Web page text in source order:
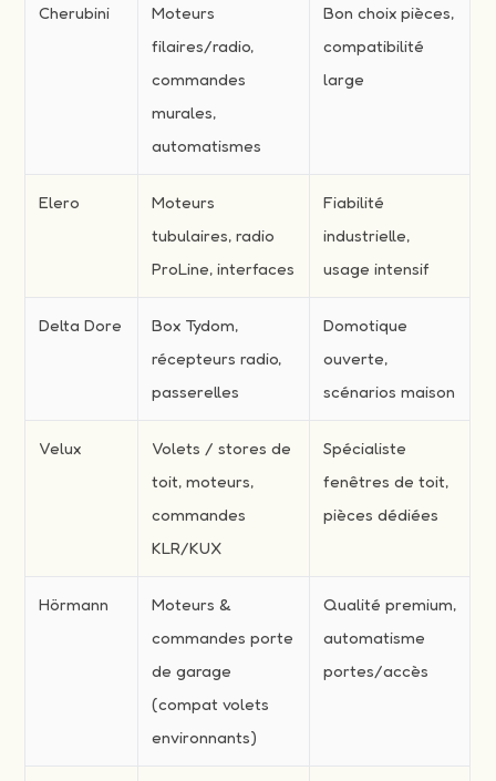
Cherubini
Moteurs
filaires/radio,
commandes
murales,
automatismes
Bon choix pièces,
compatibilité
large
Elero
Moteurs
tubulaires, radio
ProLine, interfaces
Fiabilité
industrielle,
usage intensif
Delta Dore
Box Tydom,
récepteurs radio,
passerelles
Domotique
ouverte,
scénarios maison
Velux
Volets / stores de
toit, moteurs,
commandes
KLR/KUX
Spécialiste
fenêtres de toit,
pièces dédiées
Hörmann
Moteurs &
commandes porte
de garage
(compat volets
environnants)
Qualité premium,
automatisme
portes/accès